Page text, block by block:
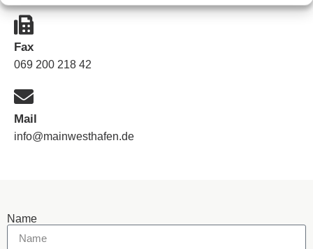
Fax
069 200 218 42
Mail
info@mainwesthafen.de
Name